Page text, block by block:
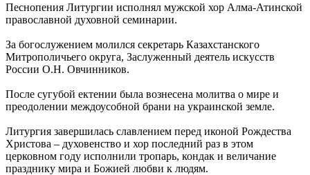
Песнопения Литургии исполнял мужской хор Алма-Атинской
православной духовной семинарии.
За богослужением молился секретарь Казахстанского
Митрополичьего округа, Заслуженный деятель искусств
России О.Н. Овчинников.
После сугубой ектении была вознесена молитва о мире и
преодолении междоусобной брани на украинской земле.
Литургия завершилась славлением перед иконой Рождества
Христова – духовенство и хор последний раз в этом
церковном году исполнили тропарь, кондак и величание
празднику мира и Божией любви к людям.